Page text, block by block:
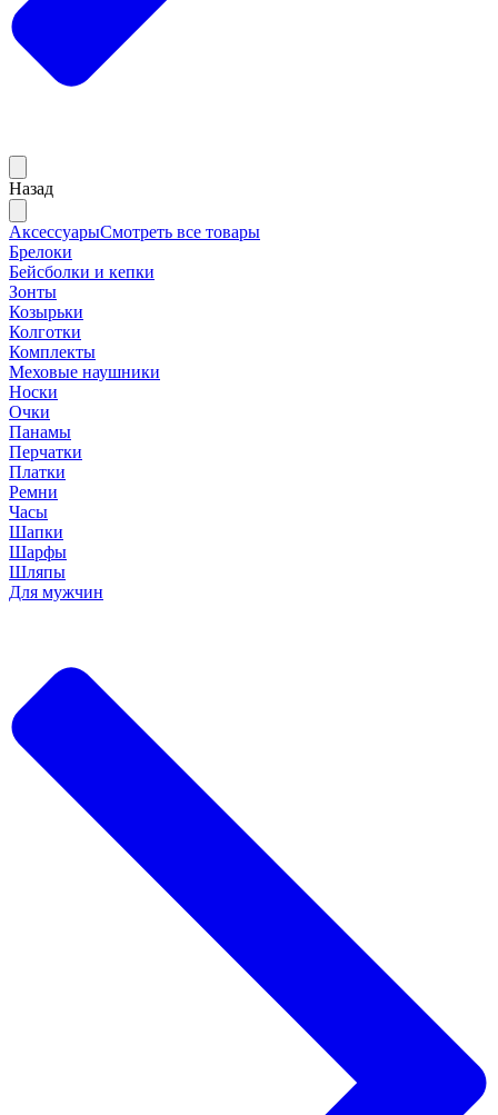
Назад
АксессуарыСмотреть все товары
Брелоки
Бейсболки и кепки
Зонты
Козырьки
Колготки
Комплекты
Меховые наушники
Носки
Очки
Панамы
Перчатки
Платки
Ремни
Часы
Шапки
Шарфы
Шляпы
Для мужчин